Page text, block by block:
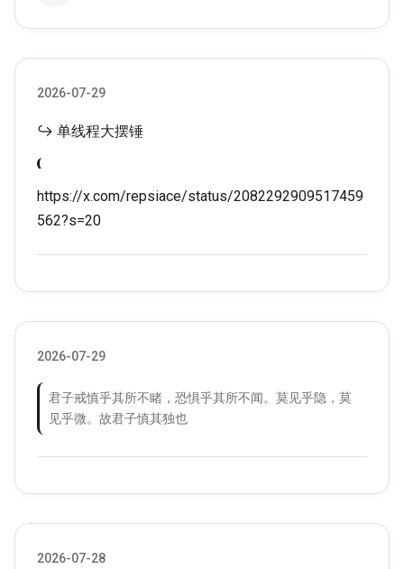
2026-07-29
↪ 单线程大摆锤
https://x.com/repsiace/status/2082292909517459
562?s=20
2026-07-29
君子戒慎乎其所不睹，恐惧乎其所不闻。莫见乎隐，莫
见乎微。故君子慎其独也
2026-07-28